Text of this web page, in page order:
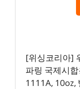
[위싱코리아]
파링 국제시
1111A, 10oz,